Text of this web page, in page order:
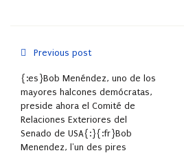
Previous post
{:es}Bob Menéndez, uno de los
mayores halcones demócratas,
preside ahora el Comité de
Relaciones Exteriores del
Senado de USA{:}{:fr}Bob
Menendez, l'un des pires